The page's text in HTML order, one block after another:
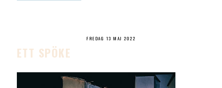
FREDAG 13 MAJ 2022
ETT SPÖKE